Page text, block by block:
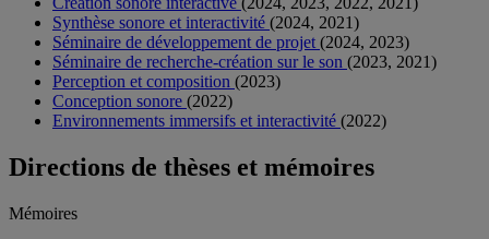
Synthèse sonore et interactivité (2024, 2021)
Séminaire de développement de projet (2024, 2023)
Séminaire de recherche-création sur le son (2023, 2021)
Perception et composition (2023)
Conception sonore (2022)
Environnements immersifs et interactivité (2022)
Directions de thèses et mémoires
Mémoires